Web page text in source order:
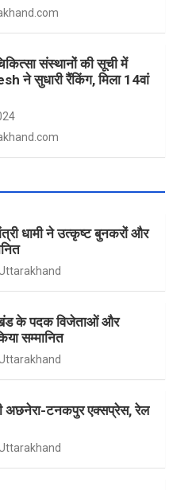
संस्थानों की सूची में
ने सुधारी रैंकिंग, मिला 14वां
धामी ने उत्कृष्ट बुनकरों और
के पदक विजेताओं और
सम्मानित
अछनेरा-टनकपुर एक्सप्रेस, रेल